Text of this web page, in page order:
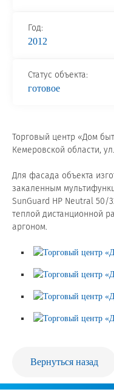
Светопрозрачные
заказчиков
Техподдержка
ГОСТы, ТУ и другая
Проекты
Контакты
+7 (391) 278-77-77
info@sibglass.ru
Год:
2012
Статус объекта:
готовое
Торговый центр «Дом
Кемеровской области,
Для фасада объекта
закаленным
SunGuard HP Neutral 50/
теплой дистанционной
аргоном.
Вернуться назад